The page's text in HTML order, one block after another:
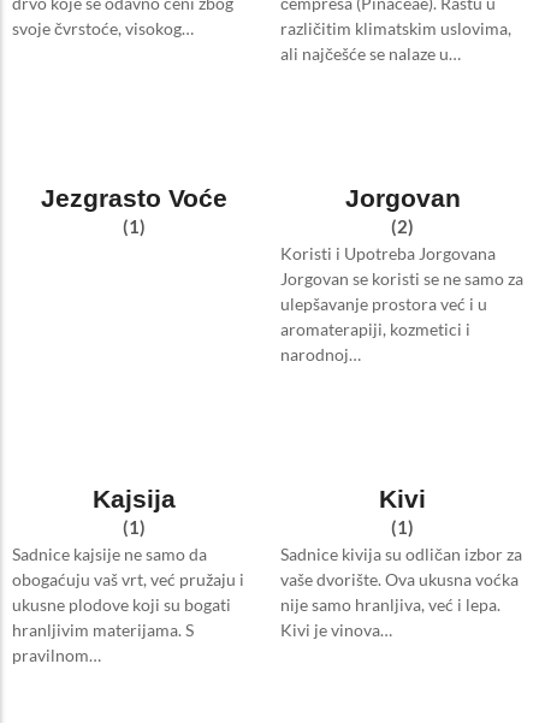
svoje čvrstoće, visokog…
različitim klimatskim uslovima,
ali najčešće se nalaze u…
Jezgrasto Voće
(1)
Jorgovan
(2)
Koristi i Upotreba Jorgovana
Jorgovan se koristi se ne samo za
ulepšavanje prostora već i u
aromaterapiji, kozmetici i
narodnoj…
Kajsija
(1)
Sadnice kajsije ne samo da
obogaćuju vaš vrt, već pružaju i
ukusne plodove koji su bogati
hranljivim materijama. S
pravilnom…
Kivi
(1)
Sadnice kivija su odličan izbor za
vaše dvorište. Ova ukusna voćka
nije samo hranljiva, već i lepa.
Kivi je vinova…